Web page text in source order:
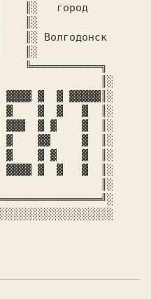
▒
║░
город
▒
║░
▒
║░ Волгодонск
▒
║░
╚═══════════╗
║░
▓  ▓ ▓▓▓▓▓║ ░
▓    ▓  ▓   ▓
║░
▓▓▓  ▓ ▓    ▓
║░
▓    ▓▓     ▓
║░
▓    ▓ ▓    ▓
║░
▓▓▓▓ ▓  ▓   ▓
║░
║░